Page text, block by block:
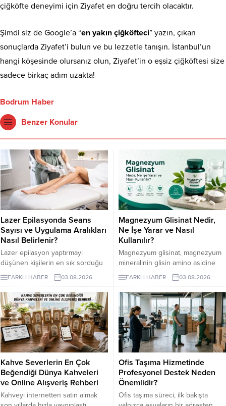
çiğköfte deneyimi için Ziyafet en doğru tercih olacaktır.
Şimdi siz de Google’a “en yakın çiğköfteci” yazın, çıkan
sonuçlarda Ziyafet’i bulun ve bu lezzetle tanışın. İstanbul’un
hangi köşesinde olursanız olun, Ziyafet’in o eşsiz çiğköftesi size
sadece birkaç adım uzakta!
Bodrum Haber
Benzer Konular
Lazer Epilasyonda Seans
Sayısı ve Uygulama Aralıkları
Nasıl Belirlenir?
Lazer epilasyon yaptırmayı
düşünen kişilerin en sık sorduğu
konuların başında kaç seans
gerektiği gelir. Ancak bu soruya
herkes için geçerli tek bir sayı
vermek mümkün değildir. Cilt
rengi, kılın kalınlığı, uygulama
bölgesi ve hormonal özellikler
seans planını etkileyebilir. İzmir
lazer epilasyon seçenekleri
araştırılırken kısa sürede kesin
sonuç vadeden açıklamalarla
karşılaşılabilir....
FARKLI HABER 03.08.2026
Magnezyum Glisinat Nedir,
Ne İşe Yarar ve Nasıl
Kullanılır?
Magnezyum glisinat, magnezyum
mineralinin glisin amino asidine
bağlandığı bir takviye formudur.
Glisin, vücudun protein yapımında
kullandığı en küçük amino asittir
ve burada minerali taşıyan bileşen
olarak görev yapar.
FARKLI HABER 03.08.2026
Kahve Severlerin En Çok
Beğendiği Dünya Kahveleri
ve Online Alışveriş Rehberi
Kahveyi internetten satın almak
Ofis Taşıma Hizmetinde
Profesyonel Destek Neden
Önemlidir?
Ofis taşıma süreci, ilk bakışta